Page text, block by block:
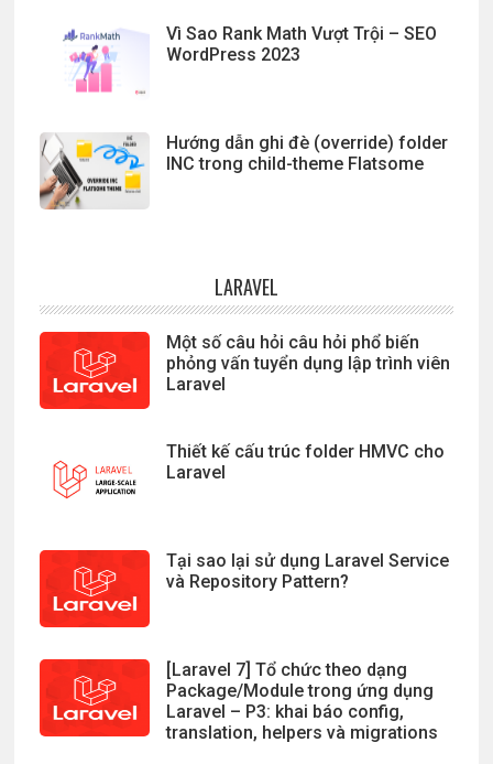
Vì Sao Rank Math Vượt Trội – SEO
WordPress 2023
Hướng dẫn ghi đè (override) folder
INC trong child-theme Flatsome
LARAVEL
Một số câu hỏi câu hỏi phổ biến
phỏng vấn tuyển dụng lập trình viên
Laravel
Thiết kế cấu trúc folder HMVC cho
Laravel
Tại sao lại sử dụng Laravel Service
và Repository Pattern?
[Laravel 7] Tổ chức theo dạng
Package/Module trong ứng dụng
Laravel – P3: khai báo config,
translation, helpers và migrations